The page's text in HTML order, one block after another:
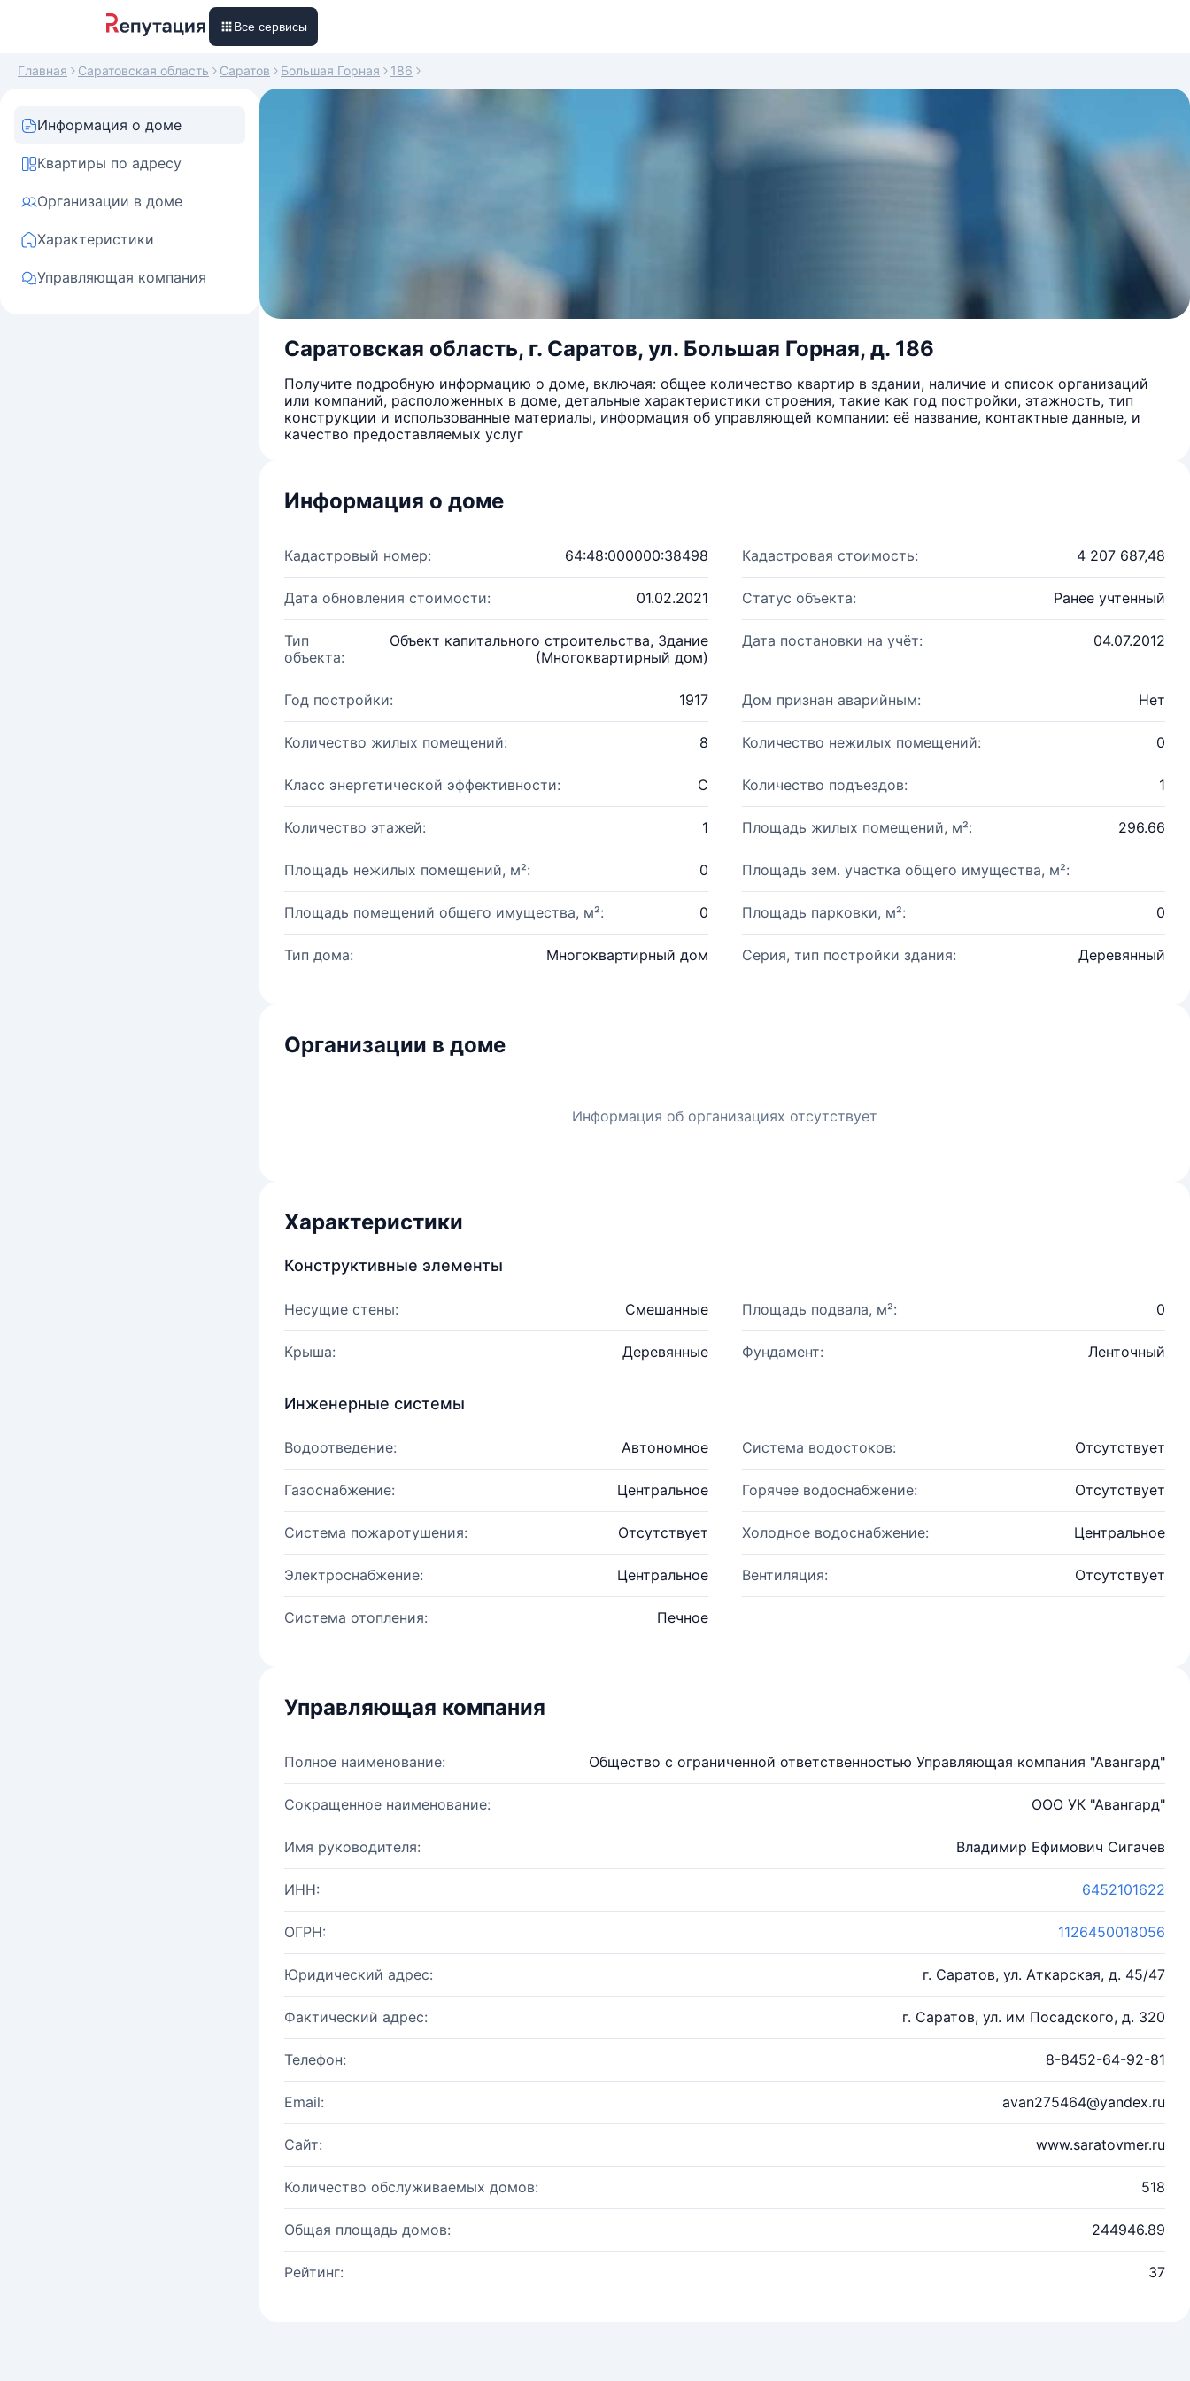
Все сервисы
Главная Саратовская область Саратов Большая Горная 186
Информация о доме
Квартиры по адресу
Организации в доме
Характеристики
Управляющая компания
Саратовская область, г. Саратов, ул. Большая Горная, д. 186
Получите подробную информацию о доме, включая: общее количество квартир в здании, наличие и список организаций
или компаний, расположенных в доме, детальные характеристики строения, такие как год постройки, этажность, тип
конструкции и использованные материалы, информация об управляющей компании: её название, контактные данные, и
качество предоставляемых услуг
Информация о доме
Кадастровый номер: 64:48:000000:38498 Кадастровая стоимость: 4 207 687,48
Дата обновления стоимости: 01.02.2021 Статус объекта: Ранее учтенный
Тип
объекта:
Объект капитального строительства, Здание
(Многоквартирный дом)
Дата постановки на учёт: 04.07.2012
Год постройки: 1917 Дом признан аварийным: Нет
Количество жилых помещений: 8 Количество нежилых помещений: 0
Класс энергетической эффективности: C Количество подъездов: 1
Количество этажей: 1 Площадь жилых помещений, м²: 296.66
Площадь нежилых помещений, м²: 0 Площадь зем. участка общего имущества, м²:
Площадь помещений общего имущества, м²: 0 Площадь парковки, м²: 0
Тип дома: Многоквартирный дом Серия, тип постройки здания: Деревянный
Организации в доме
Информация об организациях отсутствует
Характеристики
Конструктивные элементы
Несущие стены: Смешанные Площадь подвала, м²: 0
Крыша: Деревянные Фундамент: Ленточный
Инженерные системы
Водоотведение: Автономное Система водостоков: Отсутствует
Газоснабжение: Центральное Горячее водоснабжение: Отсутствует
Система пожаротушения: Отсутствует Холодное водоснабжение: Центральное
Электроснабжение: Центральное Вентиляция: Отсутствует
Система отопления: Печное
Управляющая компания
Полное наименование: Общество с ограниченной ответственностью Управляющая компания "Авангард"
Сокращенное наименование: ООО УК "Авангард"
Имя руководителя: Владимир Ефимович Сигачев
ИНН: 6452101622
ОГРН: 1126450018056
Юридический адрес: г. Саратов, ул. Аткарская, д. 45/47
Фактический адрес: г. Саратов, ул. им Посадского, д. 320
Телефон: 8-8452-64-92-81
Email: avan275464@yandex.ru
Сайт: www.saratovmer.ru
Количество обслуживаемых домов: 518
Общая площадь домов: 244946.89
Рейтинг: 37